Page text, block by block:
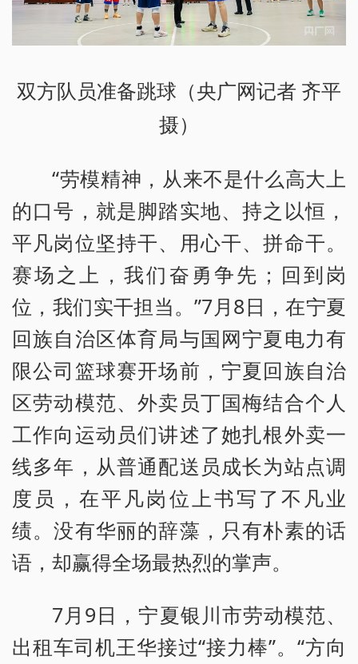
双方队员准备跳球（央广网记者 齐平
摄）
“劳模精神，从来不是什么高大上
的口号，就是脚踏实地、持之以恒，
平凡岗位坚持干、用心干、拼命干。
赛场之上，我们奋勇争先；回到岗
位，我们实干担当。”7月8日，在宁夏
回族自治区体育局与国网宁夏电力有
限公司篮球赛开场前，宁夏回族自治
区劳动模范、外卖员丁国梅结合个人
工作向运动员们讲述了她扎根外卖一
线多年，从普通配送员成长为站点调
度员，在平凡岗位上书写了不凡业
绩。没有华丽的辞藻，只有朴素的话
语，却赢得全场最热烈的掌声。
7月9日，宁夏银川市劳动模范、
出租车司机王华接过“接力棒”。“方向